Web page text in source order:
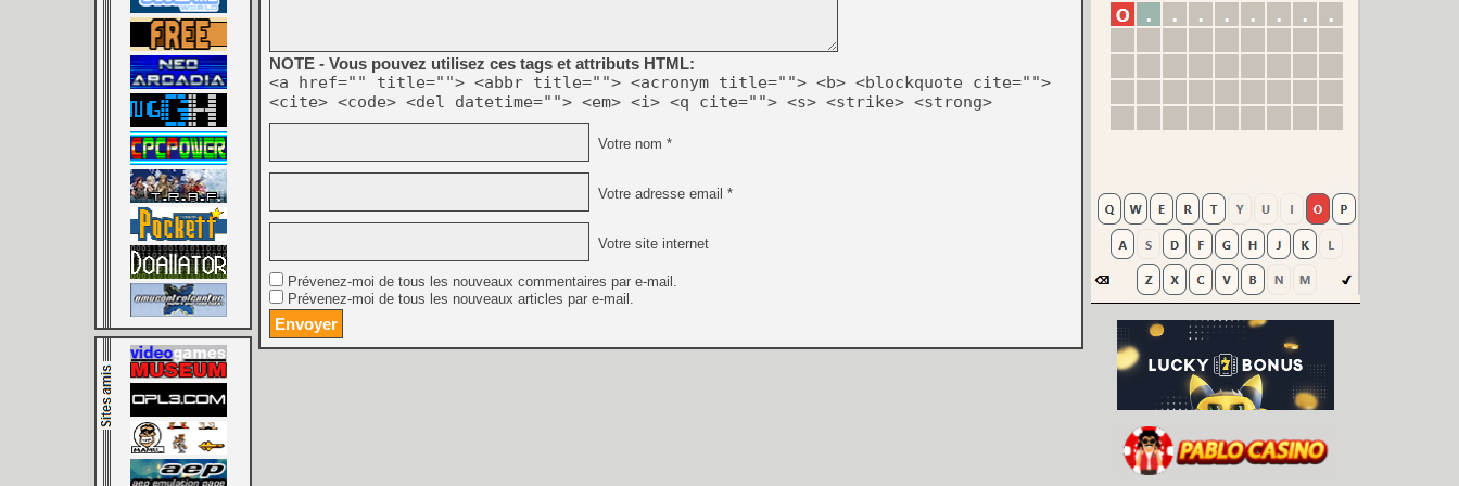
NOTE - Vous pouvez utilisez ces tags et attributs HTML:
<a href="" title=""> <abbr title=""> <acronym title=""> <b> <blockquote cite="">
<cite> <code> <del datetime=""> <em> <i> <q cite=""> <s> <strike> <strong>
Votre nom *
Votre adresse email *
Votre site internet
Prévenez-moi de tous les nouveaux commentaires par e-mail.
Prévenez-moi de tous les nouveaux articles par e-mail.